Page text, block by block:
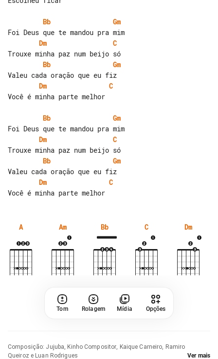
Bb
Gm
Dm
C
Bb
Gm
Dm
C
Você é minha parte melhor
Bb
Gm
Dm
C
Bb
Gm
Dm
C
A Am Bb C Dm
Tom Rolagem Mídia Opções
Composição: Jujuba, Kinho Compositor, Kaique Carneiro, Ramiro
Queiroz e Luan Rodrigues
Ver mais